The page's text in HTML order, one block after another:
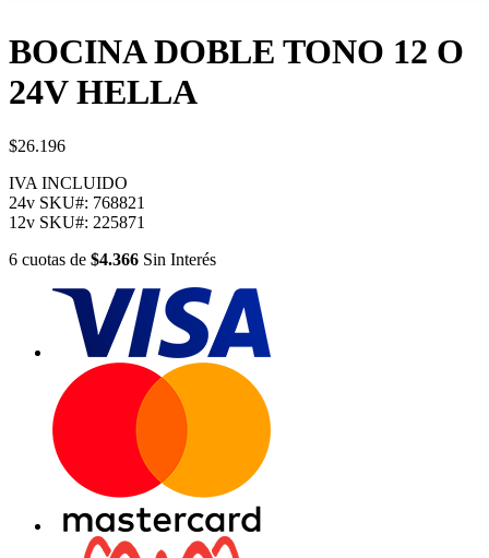
BOCINA DOBLE TONO 12 O
24V HELLA
$26.196
IVA INCLUIDO
24v SKU#: 768821
12v SKU#: 225871
6 cuotas de $4.366 Sin Interés